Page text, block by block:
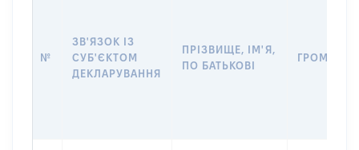
№
ЗВ'ЯЗОК ІЗ
СУБ'ЄКТОМ
ДЕКЛАРУВАННЯ
ПРІЗВИЩЕ, ІМ'Я,
ПО БАТЬКОВІ